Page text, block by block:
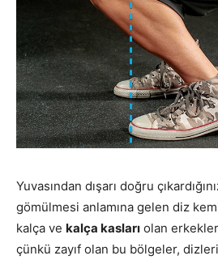
Yuvasından dışarı doğru
gömülmesi anlamına gelen diz
kalça ve kalça kasları olan
çünkü zayıf olan bu bölgeler,